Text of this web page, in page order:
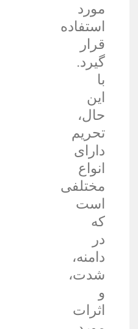
مورد
استفاده
قرار
گیرد.
با
این
حال،
تحریم
دارای
انواع
مختلفی
است
که
در
دامنه،
شدت،
و
اثرات